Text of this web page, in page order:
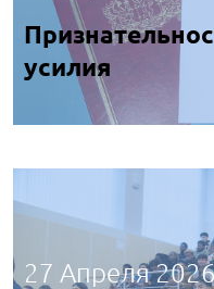
усилия
27 Апреля